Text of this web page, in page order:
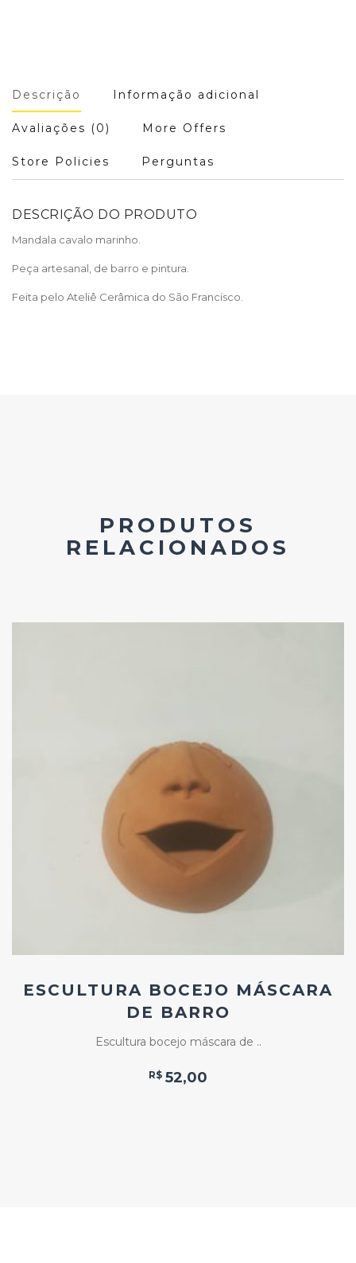
Descrição Informação adicional
Avaliações (0) More Offers
Store Policies Perguntas
DESCRIÇÃO DO PRODUTO
Mandala cavalo marinho.
Peça artesanal, de barro e pintura.
Feita pelo Ateliê Cerâmica do São Francisco.
PRODUTOS
RELACIONADOS
Add
ESCULTURA BOCEJO MÁSCARA
DE BARRO
Escultura bocejo máscara de ..
R$ 52,00